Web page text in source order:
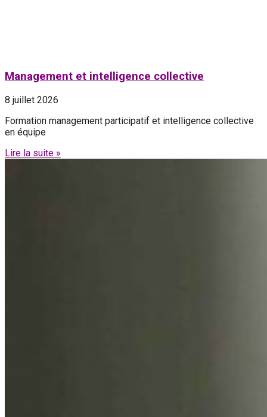
Management et intelligence collective
8 juillet 2026
Formation management participatif et intelligence collective
en équipe
Lire la suite »